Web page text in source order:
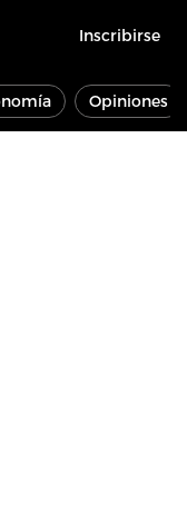
Inscribirse
Opiniones